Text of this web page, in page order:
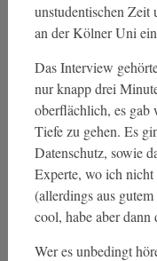
unstudentischen
an der Kölner Uni
Das Interview
nur knapp drei
oberflächlich, es
Tiefe zu gehen. Es
Datenschutz, sowie
Experte, wo ich
(allerdings aus
cool, habe aber
Wer es unbedingt